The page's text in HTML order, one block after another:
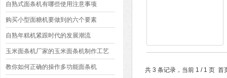
自熟式面条机有哪些使用注意事项
购买小型面糖机要做到的六个要素
自熟年糕机紧跟时代的发展潮流
玉米面条机厂家的玉米面条机制作工艺
教你如何正确的操作多功能面条机 共 3 条记录，当前 1 / 1 页